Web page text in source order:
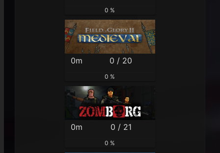
0 %
0m 0 / 20
0 %
0m 0 / 21
0 %